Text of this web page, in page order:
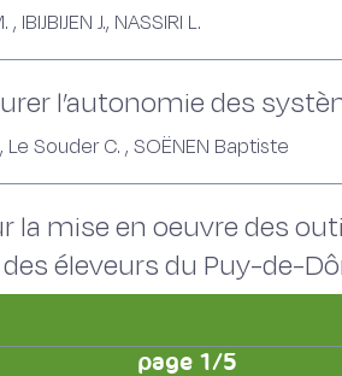
J., NASSIRI L.
l’autonomie des
Le Souder C. , SOËNEN Baptiste
la mise en oeuvre des
éleveurs du Puy-de-
page 1/5